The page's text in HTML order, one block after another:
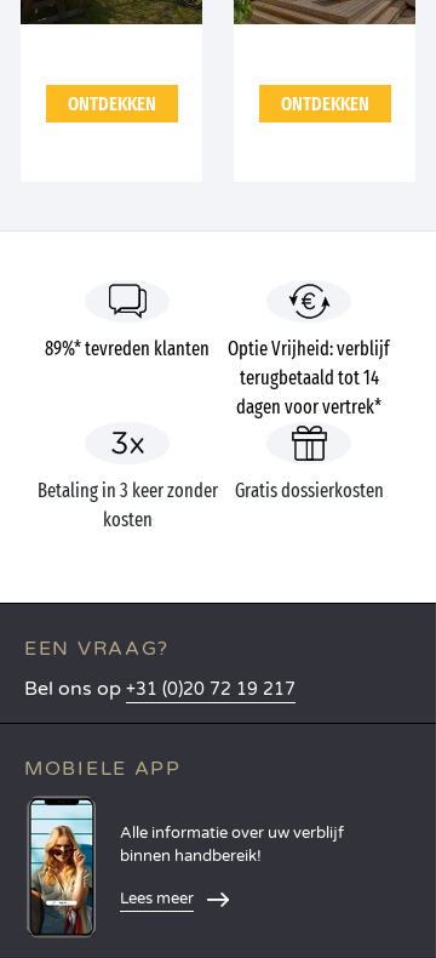
ONTDEKKEN ONTDEKKEN
89%* tevreden klanten
Optie Vrijheid: verblijf
terugbetaald tot 14
dagen voor vertrek*
Betaling in 3 keer zonder
kosten
Gratis dossierkosten
EEN VRAAG?
Bel ons op +31 (0)20 72 19 217
MOBIELE APP
Alle informatie over uw verblijf
binnen handbereik!
Lees meer